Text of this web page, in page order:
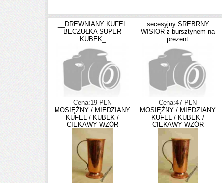
__DREWNIANY KUFEL
BECZUŁKA SUPER
KUBEK_
Cena:19 PLN
secesyjny SREBRNY
WISIOR z bursztynem na
prezent
Cena:47 PLN
MOSIĘŻNY / MIEDZIANY
KUFEL / KUBEK /
CIEKAWY WZÓR
MOSIĘŻNY / MIEDZIANY
KUFEL / KUBEK /
CIEKAWY WZÓR